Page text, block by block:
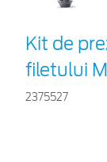
Kit de
filetului
2375527